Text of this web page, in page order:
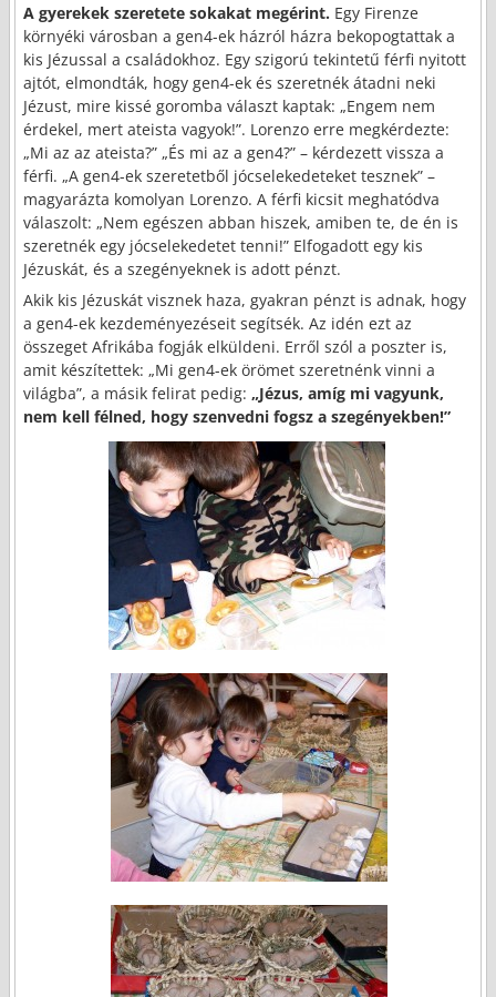
A gyerekek szeretete sokakat megérint. Egy Firenze
környéki városban a gen4-ek házról házra bekopogtattak a
kis Jézussal a családokhoz. Egy szigorú tekintetű férfi nyitott
ajtót, elmondták, hogy gen4-ek és szeretnék átadni neki
Jézust, mire kissé goromba választ kaptak: „Engem nem
érdekel, mert ateista vagyok!”. Lorenzo erre megkérdezte:
„Mi az az ateista?” „És mi az a gen4?” – kérdezett vissza a
férfi. „A gen4-ek szeretetből jócselekedeteket tesznek” –
magyarázta komolyan Lorenzo. A férfi kicsit meghatódva
válaszolt: „Nem egészen abban hiszek, amiben te, de én is
szeretnék egy jócselekedetet tenni!” Elfogadott egy kis
Jézuskát, és a szegényeknek is adott pénzt.
Akik kis Jézuskát visznek haza, gyakran pénzt is adnak, hogy
a gen4-ek kezdeményezéseit segítsék. Az idén ezt az
összeget Afrikába fogják elküldeni. Erről szól a poszter is,
amit készítettek: „Mi gen4-ek örömet szeretnénk vinni a
világba”, a másik felirat pedig: „Jézus, amíg mi vagyunk,
nem kell félned, hogy szenvedni fogsz a szegényekben!”